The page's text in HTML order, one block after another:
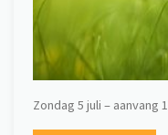
Zondag 5 juli – aanvang